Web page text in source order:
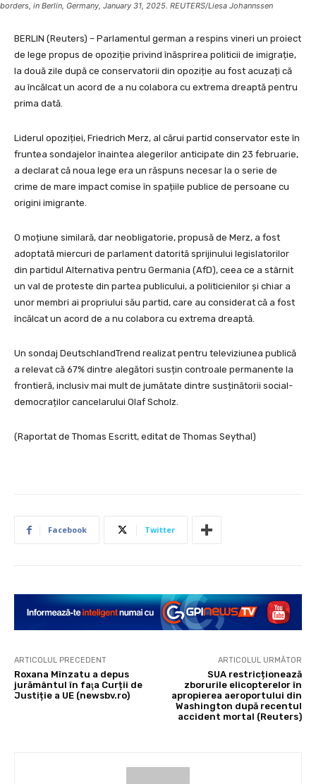
borders, in Berlin, Germany, January 31, 2025. REUTERS/Liesa Johannssen
BERLIN (Reuters) – Parlamentul german a respins vineri un proiect
de lege propus de opoziție privind înăsprirea politicii de imigrație,
la două zile după ce conservatorii din opoziție au fost acuzați că
au încălcat un acord de a nu colabora cu extrema dreaptă pentru
prima dată.
Liderul opoziției, Friedrich Merz, al cărui partid conservator este în
fruntea sondajelor înaintea alegerilor anticipate din 23 februarie,
a declarat că noua lege era un răspuns necesar la o serie de
crime de mare impact comise în spațiile publice de persoane cu
origini imigrante.
O moțiune similară, dar neobligatorie, propusă de Merz, a fost
adoptată miercuri de parlament datorită sprijinului legislatorilor
din partidul Alternativa pentru Germania (AfD), ceea ce a stârnit
un val de proteste din partea publicului, a politicienilor și chiar a
unor membri ai propriului său partid, care au considerat că a fost
încălcat un acord de a nu colabora cu extrema dreaptă.
Un sondaj DeutschlandTrend realizat pentru televiziunea publică
a relevat că 67% dintre alegători susțin controale permanente la
frontieră, inclusiv mai mult de jumătate dintre susținătorii social-
democraților cancelarului Olaf Scholz.
(Raportat de Thomas Escritt, editat de Thomas Seythal)
Facebook Twitter
ARTICOLUL PRECEDENT
Roxana Mînzatu a depus
jurământul în faţa Curții de
Justiție a UE (newsbv.ro)
ARTICOLUL URMĂTOR
SUA restricționează
zborurile elicopterelor în
apropierea aeroportului din
Washington după recentul
accident mortal (Reuters)